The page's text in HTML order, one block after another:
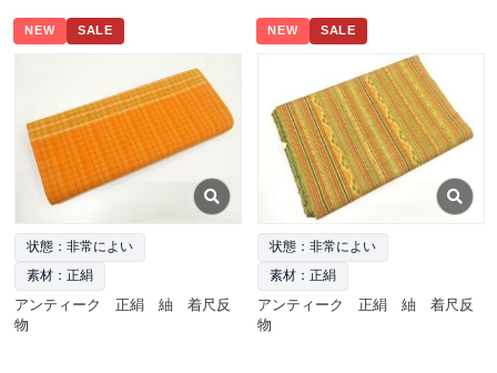
NEW SALE
状態：非常によい
素材：正絹
アンティーク 正絹 紬 着尺反
物
NEW SALE
状態：非常によい
素材：正絹
アンティーク 正絹 紬 着尺反
物